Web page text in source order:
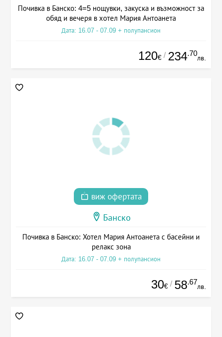
Почивка в Банско: 4=5 нощувки, закуска и възможност за
обяд и вечеря в хотел Мария Антоанета
Дата: 16.07 - 07.09 + полупансион
120€ / 234.70
лв.
виж офертата
Банско
Почивка в Банско: Хотел Мария Антоанета с басейни и
релакс зона
Дата: 16.07 - 07.09 + полупансион
30€ / 58.67
лв.